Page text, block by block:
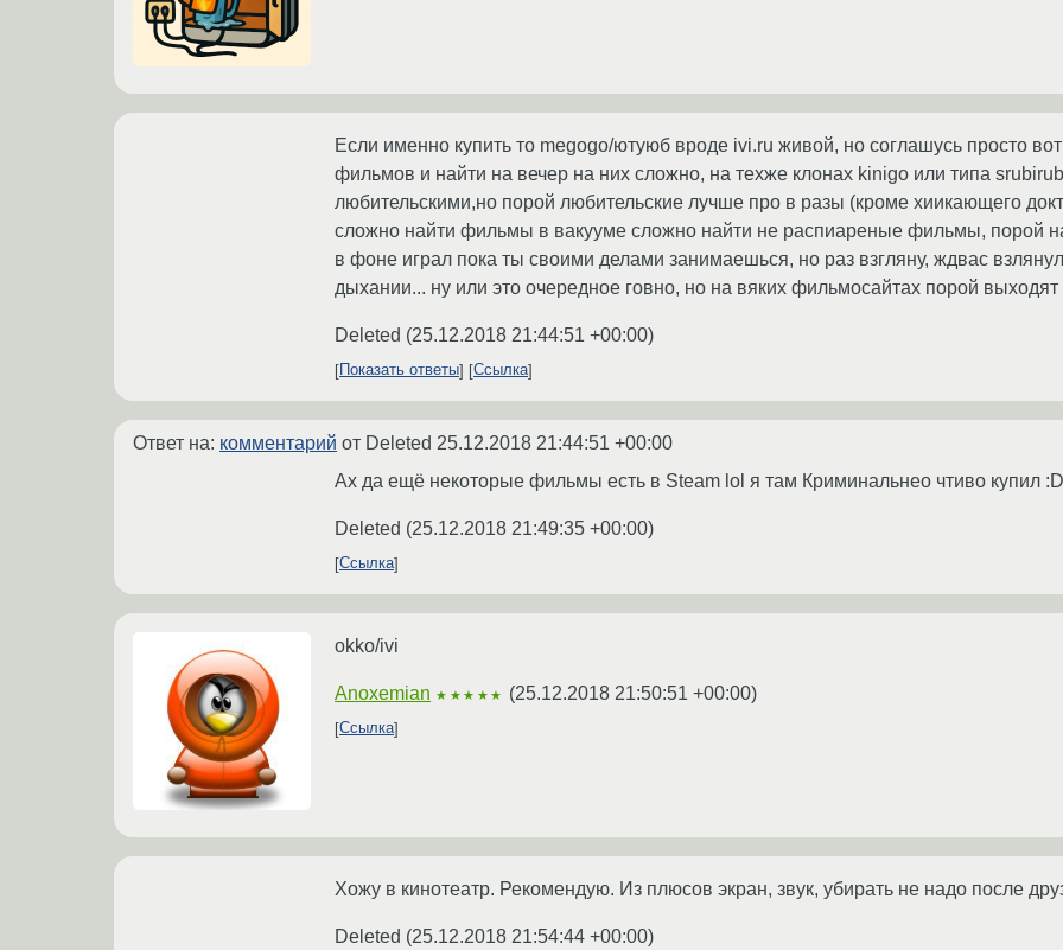
Если именно купить то megogo/ютуюб вроде ivi.ru живой, но соглашусь просто вот
фильмов и найти на вечер на них сложно, на техже клонах kinigo или типа
любительскими,но порой любительские лучше про в разы (кроме хиикающего
сложно найти фильмы в вакууме сложно найти не распиареные фильмы, порой
в фоне играл пока ты своими делами занимаешься, но раз взгляну, ждвас
дыхании... ну или это очередное говно, но на вяких фильмосайтах порой
Deleted (25.12.2018 21:44:51 +00:00)
Показать ответы Ссылка
Ответ на: комментарий от Deleted 25.12.2018 21:44:51 +00:00
Ах да ещё некоторые фильмы есть в Steam lol я там Криминальнео чтиво купил :D
Deleted (25.12.2018 21:49:35 +00:00)
Ссылка
okko/ivi
Anoxemian ★★★★★ (25.12.2018 21:50:51 +00:00)
Ссылка
Хожу в кинотеатр. Рекомендую. Из плюсов экран, звук, убирать не надо после
Deleted (25.12.2018 21:54:44 +00:00)